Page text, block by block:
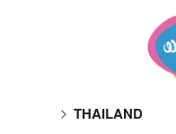
THAILAND